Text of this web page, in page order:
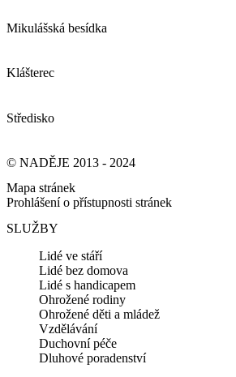
Mikulášská besídka
Klášterec
Středisko
© NADĚJE 2013 - 2024
Mapa stránek
Prohlášení o přístupnosti stránek
SLUŽBY
Lidé ve stáří
Lidé bez domova
Lidé s handicapem
Ohrožené rodiny
Ohrožené děti a mládež
Vzdělávání
Duchovní péče
Dluhové poradenství